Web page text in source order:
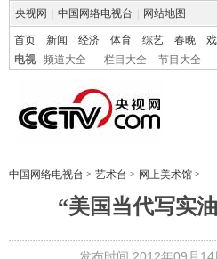
央视网 中国网络电视台 网站地图
首页 新闻 经济 体育 综艺 春晚
电视
频道大全 栏目大全 节目大全
中国网络电视台 > 艺术台 > 网上美术馆 >
“美国当代写实